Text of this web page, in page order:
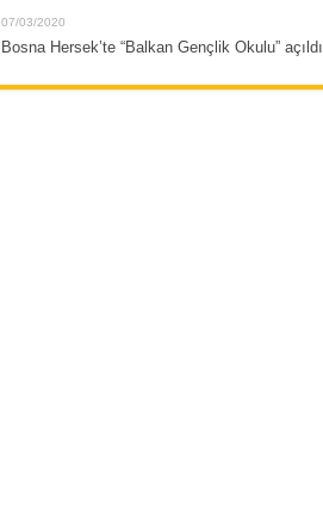
07/03/2020
Bosna Hersek’te “Balkan Gençlik Okulu” açıldı